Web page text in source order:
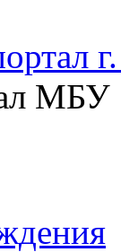
МБУ